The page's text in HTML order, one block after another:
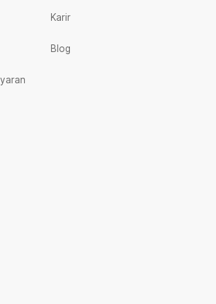
Karir
Blog